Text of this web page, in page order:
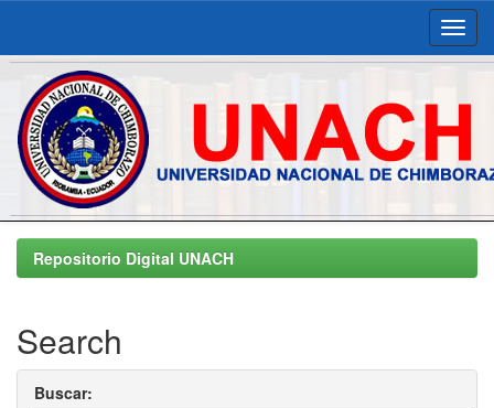
Skip
navigationRepositorio Digital UNACH
Search
Buscar: